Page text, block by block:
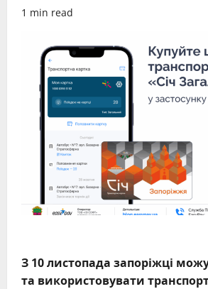
1 min read
З 10 листопада запоріжці
та використовувати